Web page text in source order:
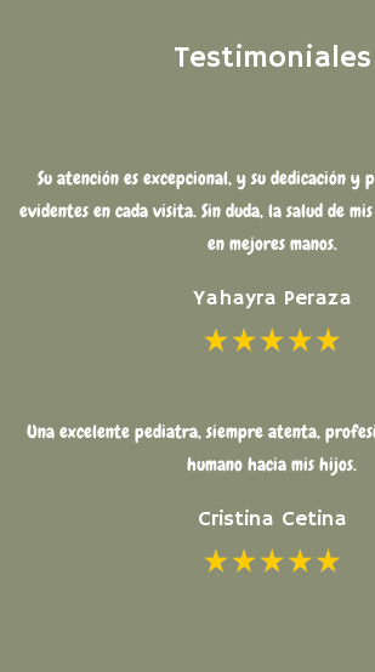
Testimoniales
Su atención es excepcional, y su dedicación y
evidentes en cada visita. Sin duda, la salud de
en mejores manos.
Yahayra Peraza
Una excelente pediatra, siempre atenta,
humano hacia mis hijos.
Cristina Cetina